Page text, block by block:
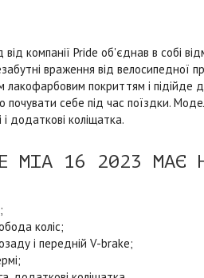
компанії Pride об'єднав в собі
враження від велосипедної
лакофарбовим покриттям і
себе під час поїздки.
додаткові коліщатка.
MIA 16 2023 МАЄ
коліс;
і передній V-brake;